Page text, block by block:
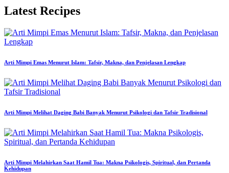
Latest Recipes
Arti Mimpi Emas Menurut Islam: Tafsir, Makna, dan Penjelasan Lengkap
Arti Mimpi Melihat Daging Babi Banyak Menurut Psikologi dan Tafsir Tradisional
Arti Mimpi Melahirkan Saat Hamil Tua: Makna Psikologis, Spiritual, dan Pertanda
Kehidupan